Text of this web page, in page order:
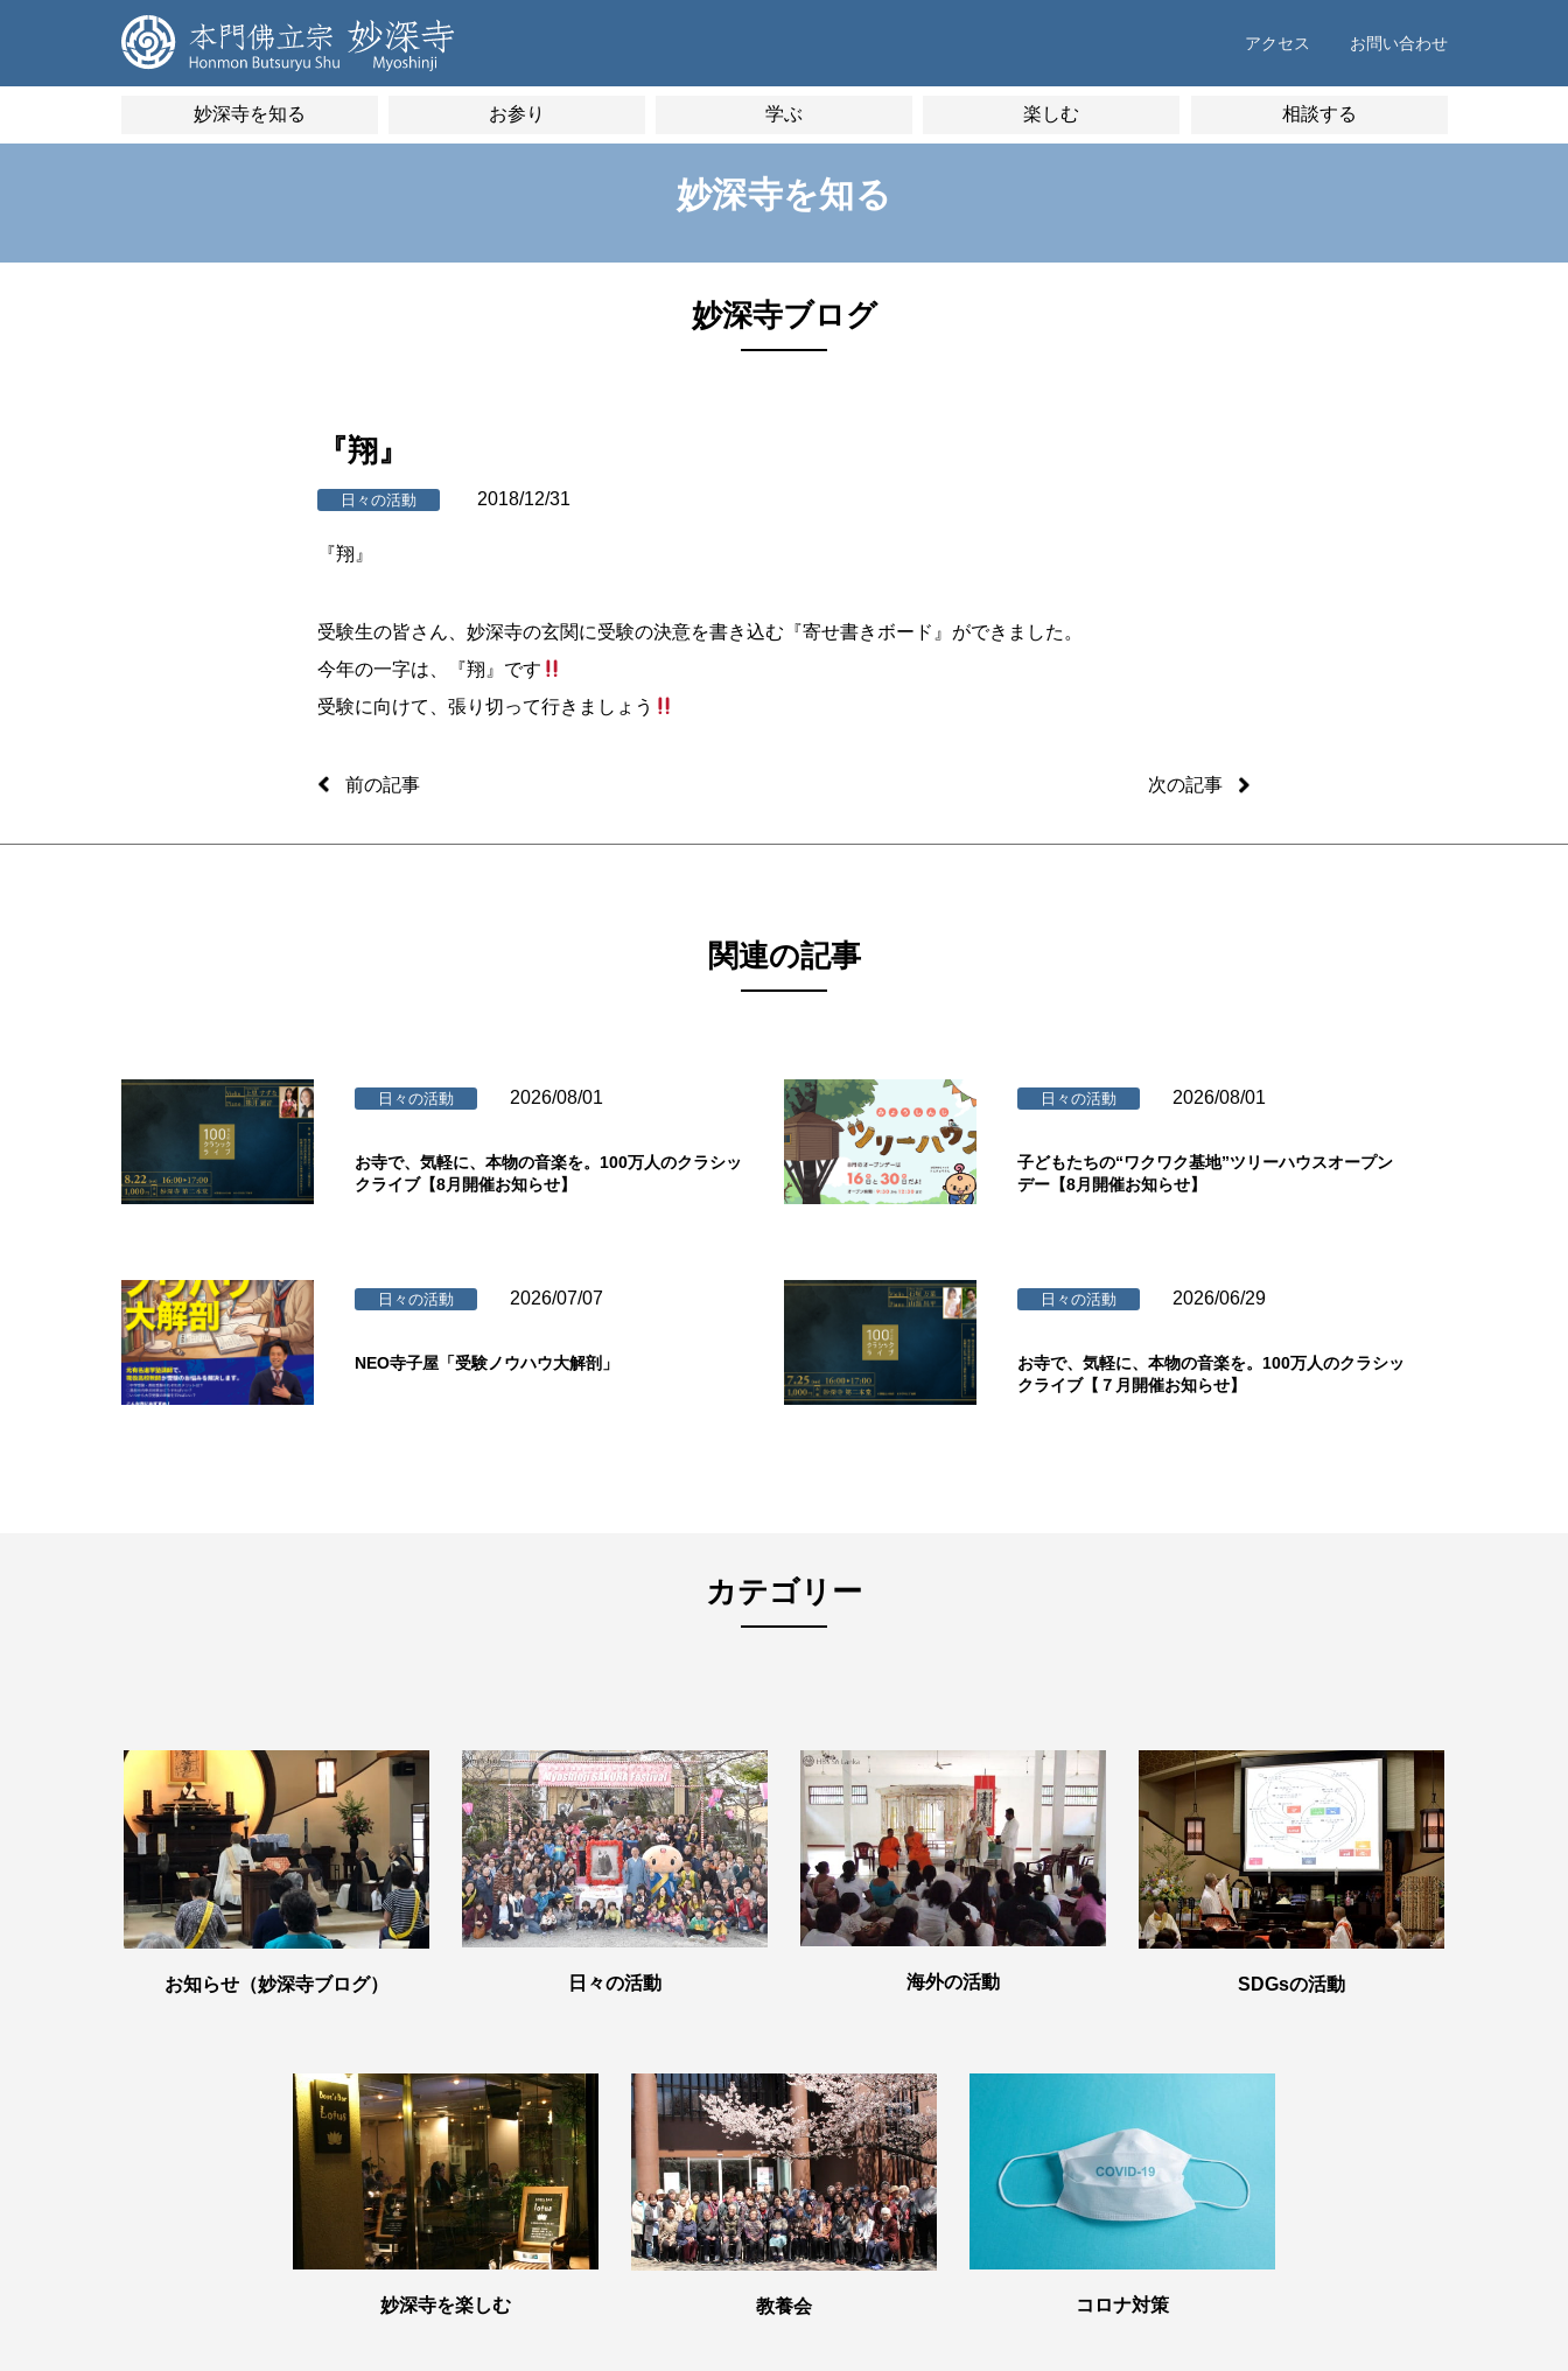
アクセス お問い合わせ
妙深寺を知る お参り 学ぶ 楽しむ 相談する
妙深寺を知る
妙深寺ブログ
『翔』
日々の活動 2018/12/31
『翔』
受験生の皆さん、妙深寺の玄関に受験の決意を書き込む『寄せ書きボード』ができました。
今年の一字は、『翔』です
受験に向けて、張り切って行きましょう
前の記事 次の記事
関連の記事
日々の活動 2026/08/01
お寺で、気軽に、本物の音楽を。100万人のクラシッ
クライブ【8月開催お知らせ】
日々の活動 2026/08/01
子どもたちの“ワクワク基地”ツリーハウスオープン
デー【8月開催お知らせ】
日々の活動 2026/07/07
NEO寺子屋「受験ノウハウ大解剖」
日々の活動 2026/06/29
お寺で、気軽に、本物の音楽を。100万人のクラシッ
クライブ【７月開催お知らせ】
カテゴリー
お知らせ（妙深寺ブログ） 日々の活動 海外の活動 SDGsの活動
妙深寺を楽しむ 教養会 コロナ対策